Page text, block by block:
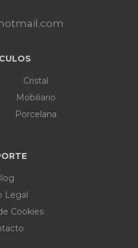
Cristal
Mobiliario
Porcelana
Legal
Cookies